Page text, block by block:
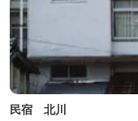
民宿 北川